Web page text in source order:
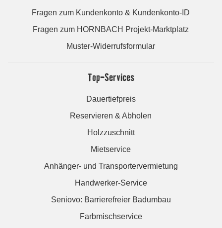
Fragen zum Kundenkonto & Kundenkonto-ID
Fragen zum HORNBACH Projekt-Marktplatz
Muster-Widerrufsformular
Top-Services
Dauertiefpreis
Reservieren & Abholen
Holzzuschnitt
Mietservice
Anhänger- und Transportervermietung
Handwerker-Service
Seniovo: Barrierefreier Badumbau
Farbmischservice